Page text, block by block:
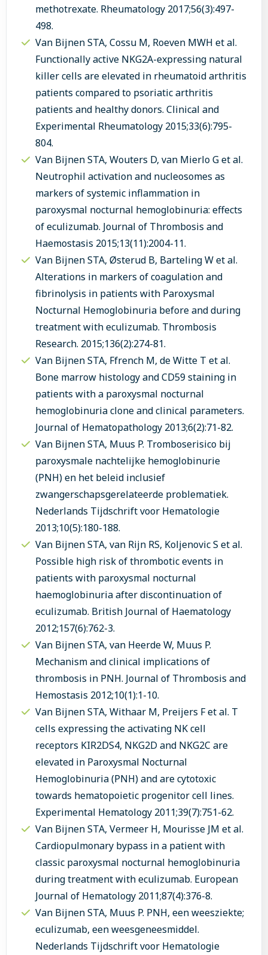
methotrexate. Rheumatology 2017;56(3):497-
498.
Van Bijnen STA, Cossu M, Roeven MWH et al.
Functionally active NKG2A-expressing natural
killer cells are elevated in rheumatoid arthritis
patients compared to psoriatic arthritis
patients and healthy donors. Clinical and
Experimental Rheumatology 2015;33(6):795-
804.
Van Bijnen STA, Wouters D, van Mierlo G et al.
Neutrophil activation and nucleosomes as
markers of systemic inflammation in
paroxysmal nocturnal hemoglobinuria: effects
of eculizumab. Journal of Thrombosis and
Haemostasis 2015;13(11):2004-11.
Van Bijnen STA, Østerud B, Barteling W et al.
Alterations in markers of coagulation and
fibrinolysis in patients with Paroxysmal
Nocturnal Hemoglobinuria before and during
treatment with eculizumab. Thrombosis
Research. 2015;136(2):274-81.
Van Bijnen STA, Ffrench M, de Witte T et al.
Bone marrow histology and CD59 staining in
patients with a paroxysmal nocturnal
hemoglobinuria clone and clinical parameters.
Journal of Hematopathology 2013;6(2):71-82.
Van Bijnen STA, Muus P. Tromboserisico bij
paroxysmale nachtelijke hemoglobinurie
(PNH) en het beleid inclusief
zwangerschapsgerelateerde problematiek.
Nederlands Tijdschrift voor Hematologie
2013;10(5):180-188.
Van Bijnen STA, van Rijn RS, Koljenovic S et al.
Possible high risk of thrombotic events in
patients with paroxysmal nocturnal
haemoglobinuria after discontinuation of
eculizumab. British Journal of Haematology
2012;157(6):762-3.
Van Bijnen STA, van Heerde W, Muus P.
Mechanism and clinical implications of
thrombosis in PNH. Journal of Thrombosis and
Hemostasis 2012;10(1):1-10.
Van Bijnen STA, Withaar M, Preijers F et al. T
cells expressing the activating NK cell
receptors KIR2DS4, NKG2D and NKG2C are
elevated in Paroxysmal Nocturnal
Hemoglobinuria (PNH) and are cytotoxic
towards hematopoietic progenitor cell lines.
Experimental Hematology 2011;39(7):751-62.
Van Bijnen STA, Vermeer H, Mourisse JM et al.
Cardiopulmonary bypass in a patient with
classic paroxysmal nocturnal hemoglobinuria
during treatment with eculizumab. European
Journal of Hematology 2011;87(4):376-8.
Van Bijnen STA, Muus P. PNH, een weesziekte;
eculizumab, een weesgeneesmiddel.
Nederlands Tijdschrift voor Hematologie